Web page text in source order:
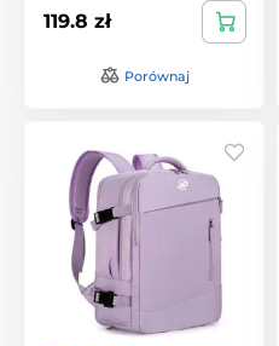
119.8 zł
Porównaj